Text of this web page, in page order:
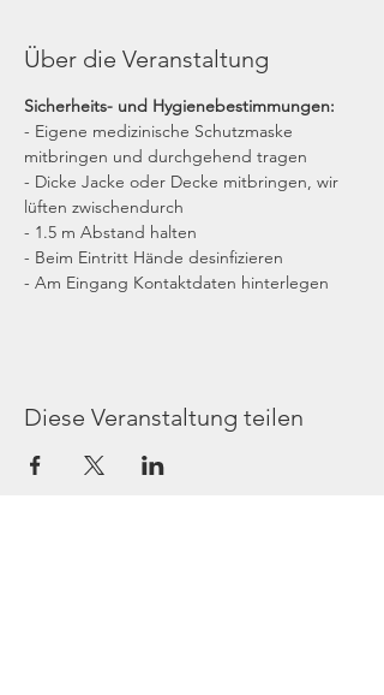
Über die Veranstaltung
Sicherheits- und Hygienebestimmungen:
- Eigene medizinische Schutzmaske
mitbringen und durchgehend tragen
- Dicke Jacke oder Decke mitbringen, wir
lüften zwischendurch
- 1.5 m Abstand halten
- Beim Eintritt Hände desinfizieren
- Am Eingang Kontaktdaten hinterlegen
Diese Veranstaltung teilen